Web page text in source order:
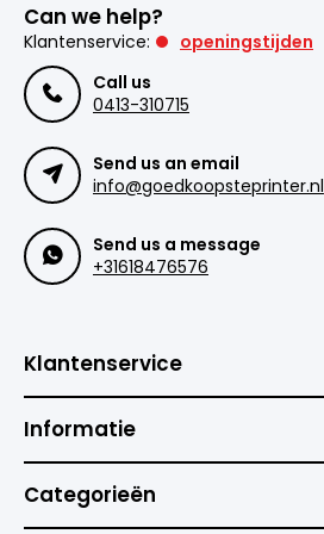
Can we help?
Klantenservice:
openingstijden
Call us
0413-310715
Send us an email
info@goedkoopsteprinter.nl
Send us a message
+31618476576
Klantenservice
Informatie
Categorieën